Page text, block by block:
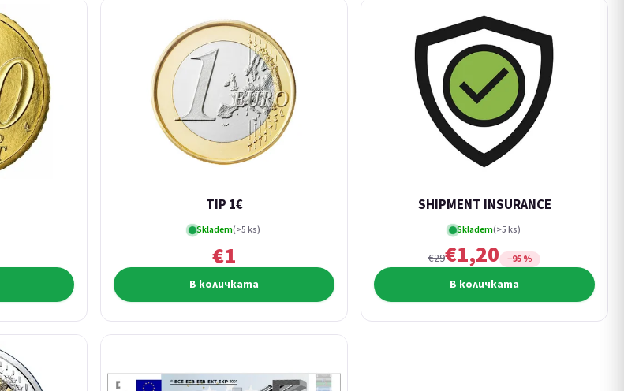
TIP 1€
Skladem(>5 ks)
€1
В количката
SHIPMENT INSURANCE
Skladem(>5 ks)
€29€1,20 −95 %
В количката